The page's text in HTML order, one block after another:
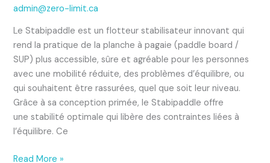
admin@zero-limit.ca
Le Stabipaddle est un flotteur stabilisateur innovant qui
rend la pratique de la planche à pagaie (paddle board /
SUP) plus accessible, sûre et agréable pour les personnes
avec une mobilité réduite, des problèmes d’équilibre, ou
qui souhaitent être rassurées, quel que soit leur niveau.
Grâce à sa conception primée, le Stabipaddle offre
une stabilité optimale qui libère des contraintes liées à
l’équilibre. Ce
Read More »